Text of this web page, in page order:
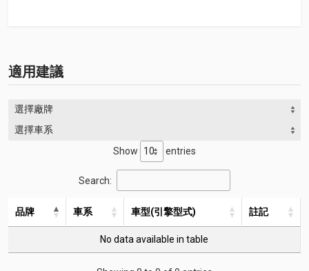
適用建議
選擇廠牌
選擇車系
Show
entries
Search:
品牌 車系 車型(引擎型式) 註記
No data available in table